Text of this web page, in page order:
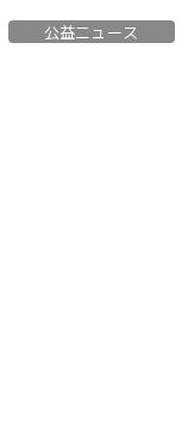
公益ニュース